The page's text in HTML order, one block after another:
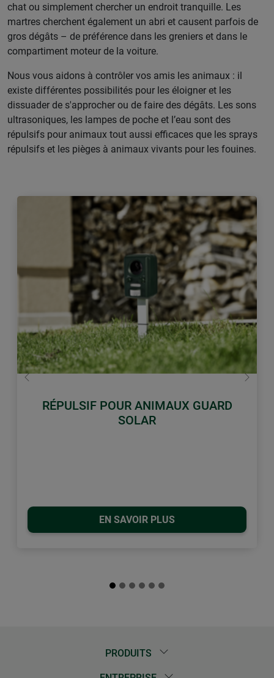
chat ou simplement chercher un endroit tranquille. Les
martres cherchent également un abri et causent parfois de
gros dégâts – de préférence dans les greniers et dans le
compartiment moteur de la voiture.
Nous vous aidons à contrôler vos amis les animaux : il
existe différentes possibilités pour les éloigner et les
dissuader de s'approcher ou de faire des dégâts. Les sons
ultrasoniques, les lampes de poche et l’eau sont des
répulsifs pour animaux tout aussi efficaces que les sprays
répulsifs et les pièges à animaux vivants pour les fouines.
RÉPULSIF POUR ANIMAUX GUARD
SOLAR
EN SAVOIR PLUS
retour
PRODUITS